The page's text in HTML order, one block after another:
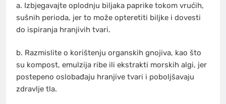
a. Izbjegavajte oplodnju biljaka paprike tokom vrućih,
sušnih perioda, jer to može opteretiti biljke i dovesti
do ispiranja hranjivih tvari.
b. Razmislite o korištenju organskih gnojiva, kao što
su kompost, emulzija ribe ili ekstrakti morskih algi, jer
postepeno oslobađaju hranjive tvari i poboljšavaju
zdravlje tla.